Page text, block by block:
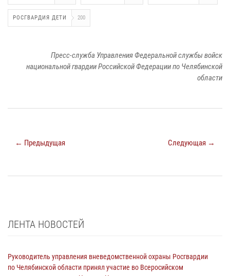
РОСГВАРДИЯ ДЕТИ 200
Пресс-служба Управления Федеральной службы войск
национальной гвардии Российской Федерации по Челябинской
области
← Предыдущая Следующая →
ЛЕНТА НОВОСТЕЙ
Руководитель управления вневедомственной охраны Росгвардии
по Челябинской области принял участие во Всеросийском